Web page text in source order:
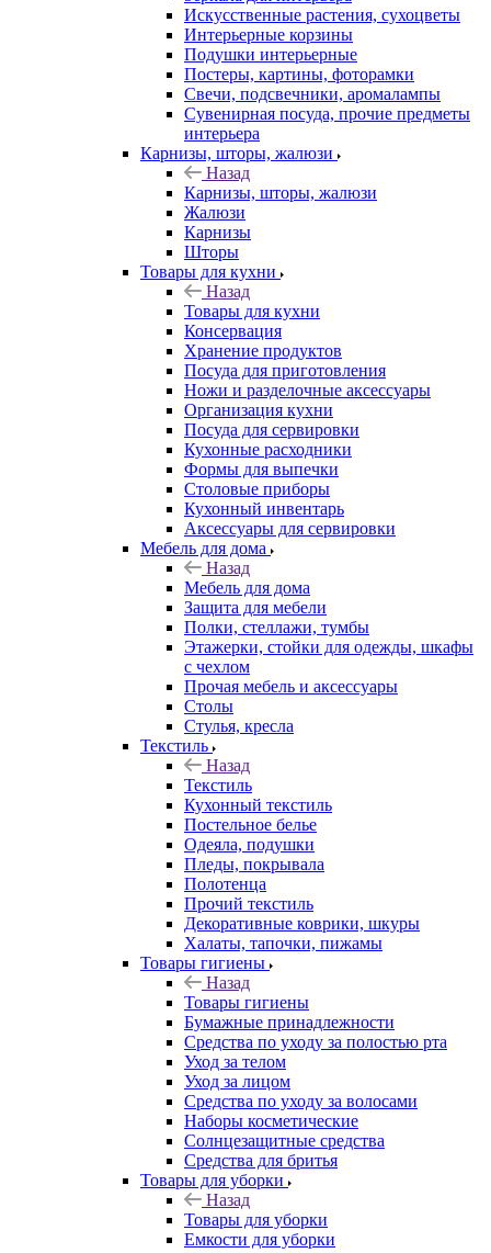
Искусственные растения, сухоцветы
Интерьерные корзины
Подушки интерьерные
Постеры, картины, фоторамки
Свечи, подсвечники, аромалампы
Сувенирная посуда, прочие предметы
интерьера
Карнизы, шторы, жалюзи
Назад
Карнизы, шторы, жалюзи
Жалюзи
Карнизы
Шторы
Товары для кухни
Назад
Товары для кухни
Консервация
Хранение продуктов
Посуда для приготовления
Ножи и разделочные аксессуары
Организация кухни
Посуда для сервировки
Кухонные расходники
Формы для выпечки
Столовые приборы
Кухонный инвентарь
Аксессуары для сервировки
Мебель для дома
Назад
Мебель для дома
Защита для мебели
Полки, стеллажи, тумбы
Этажерки, стойки для одежды, шкафы
с чехлом
Прочая мебель и аксессуары
Столы
Стулья, кресла
Текстиль
Назад
Текстиль
Кухонный текстиль
Постельное белье
Одеяла, подушки
Пледы, покрывала
Полотенца
Прочий текстиль
Декоративные коврики, шкуры
Халаты, тапочки, пижамы
Товары гигиены
Назад
Товары гигиены
Бумажные принадлежности
Средства по уходу за полостью рта
Уход за телом
Уход за лицом
Средства по уходу за волосами
Наборы косметические
Солнцезащитные средства
Средства для бритья
Товары для уборки
Назад
Товары для уборки
Емкости для уборки